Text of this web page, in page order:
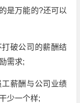
是万能的?还可以
破公司的薪酬结
需求;
薪酬与公司业绩
少一个样;